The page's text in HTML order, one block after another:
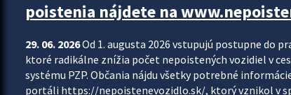
poistenia nájdete na
29. 06. 2026Od 1. augusta 2026 vstupujú postupne do
ktoré radikálne znížia počet nepoistených vozidiel v
systému PZP. Občania nájdu všetky potrebné
portáli https://nepoistenevozidlo.sk/, ktorý vznikol v